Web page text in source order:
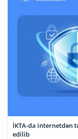
İKTA-da internetdən
edilib